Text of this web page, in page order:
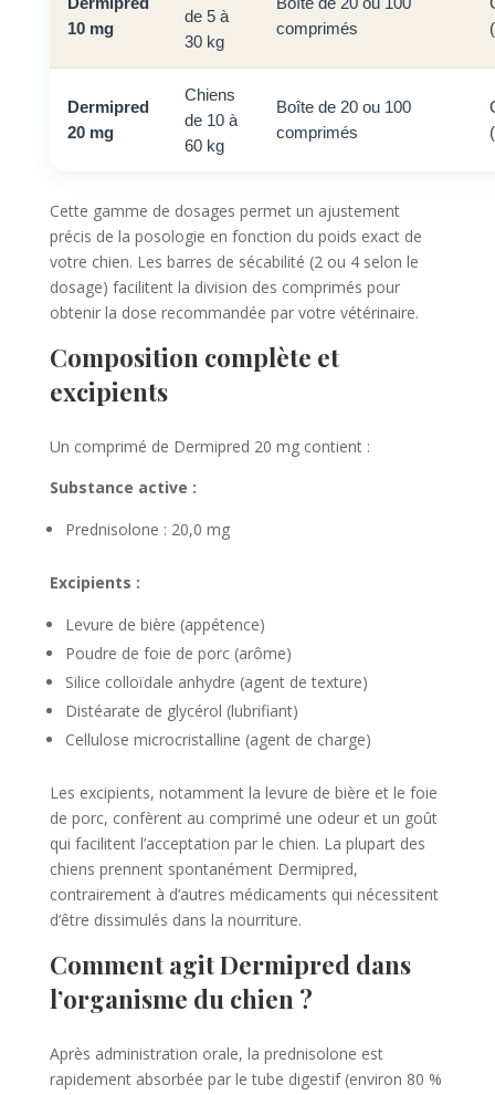
10 mg
de 5 à
30 kg
comprimés
Dermipred
20 mg
Chiens
de 10 à
60 kg
Boîte de 20 ou 100
comprimés
Cette gamme de dosages permet un ajustement
précis de la posologie en fonction du poids exact de
votre chien. Les barres de sécabilité (2 ou 4 selon le
dosage) facilitent la division des comprimés pour
obtenir la dose recommandée par votre vétérinaire.
Composition complète et
excipients
Un comprimé de Dermipred 20 mg contient :
Substance active :
Prednisolone : 20,0 mg
Excipients :
Levure de bière (appétence)
Poudre de foie de porc (arôme)
Silice colloïdale anhydre (agent de texture)
Distéarate de glycérol (lubrifiant)
Cellulose microcristalline (agent de charge)
Les excipients, notamment la levure de bière et le foie
de porc, confèrent au comprimé une odeur et un goût
qui facilitent l’acceptation par le chien. La plupart des
chiens prennent spontanément Dermipred,
contrairement à d’autres médicaments qui nécessitent
d’être dissimulés dans la nourriture.
Comment agit Dermipred dans
l’organisme du chien ?
Après administration orale, la prednisolone est
rapidement absorbée par le tube digestif (environ 80 %